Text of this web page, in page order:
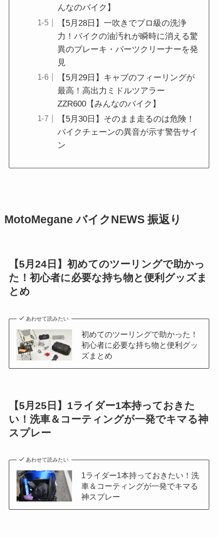
んなのバイク】
【5月28日】一吹きでプロ級の洗浄
力！バイクの油汚れが瞬時に消える驚
異のブレーキ・パーツクリーナーを発
見
【5月29日】キャブのフィーリングが
最高！高出力ミドルツアラー
ZZR600【みんなのバイク】
【5月30日】そのまま走るのは危険！
バイクチェーンの異音が示す警告サイ
ン
MotoMegane バイクNEWS 振返り
【5月24日】初めてのツーリングで助かっ
た！初心者に必要な持ち物と便利グッズま
とめ
あわせて読みたい
初めてのツーリングで助かった！
初心者に必要な持ち物と便利グッ
ズまとめ
【5月25日】1ライダー1本持っておきた
い！洗車＆コーティングが一発でキマる神
スプレー
あわせて読みたい
1ライダー1本持っておきたい！洗
車＆コーティングが一発でキマる
神スプレー